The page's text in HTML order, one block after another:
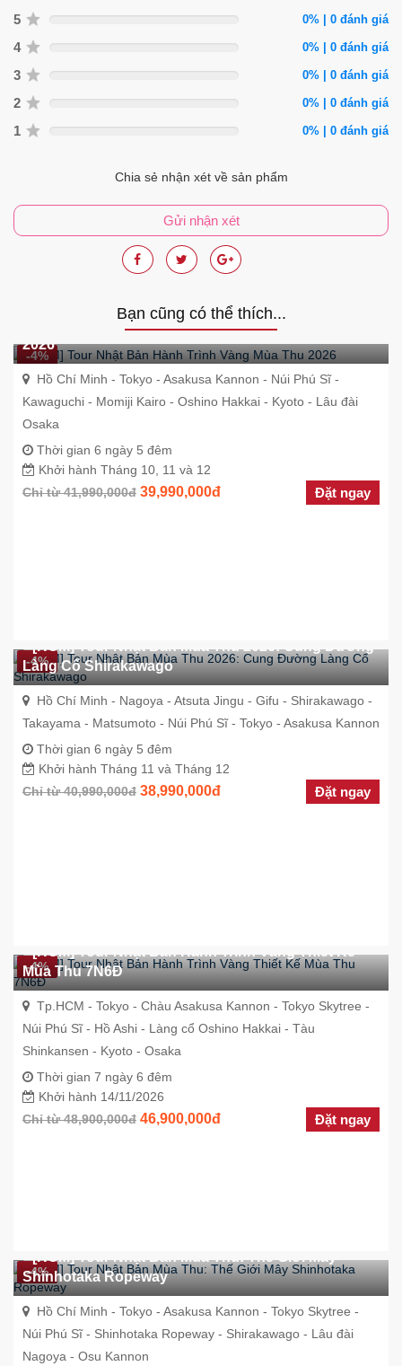
5 0% | 0 đánh giá
4 0% | 0 đánh giá
3 0% | 0 đánh giá
2 0% | 0 đánh giá
1 0% | 0 đánh giá
Chia sẻ nhận xét về sản phẩm
Gửi nhận xét
Bạn cũng có thể thích...
-4%
[HCM] Tour Nhật Bản Hành Trình Vàng Mùa Thu
2026
Hồ Chí Minh - Tokyo - Asakusa Kannon - Núi Phú Sĩ -
Kawaguchi - Momiji Kairo - Oshino Hakkai - Kyoto - Lâu đài
Osaka
Thời gian 6 ngày 5 đêm
Khởi hành Tháng 10, 11 và 12
Chỉ từ 41,990,000đ 39,990,000đ Đặt ngay
-4%
[HCM] Tour Nhật Bản Mùa Thu 2026: Cung Đường
Làng Cổ Shirakawago
Hồ Chí Minh - Nagoya - Atsuta Jingu - Gifu - Shirakawago -
Takayama - Matsumoto - Núi Phú Sĩ - Tokyo - Asakusa Kannon
Thời gian 6 ngày 5 đêm
Khởi hành Tháng 11 và Tháng 12
Chỉ từ 40,990,000đ 38,990,000đ Đặt ngay
-4%
[HCM] Tour Nhật Bản Hành Trình Vàng Thiết Kế
Mùa Thu 7N6Đ
Tp.HCM - Tokyo - Chàu Asakusa Kannon - Tokyo Skytree -
Núi Phú Sĩ - Hồ Ashi - Làng cổ Oshino Hakkai - Tàu
Shinkansen - Kyoto - Osaka
Thời gian 7 ngày 6 đêm
Khởi hành 14/11/2026
Chỉ từ 48,900,000đ 46,900,000đ Đặt ngay
-4%
[HCM] Tour Nhật Bản Mùa Thu: Thế Giới Mây
Shinhotaka Ropeway
Hồ Chí Minh - Tokyo - Asakusa Kannon - Tokyo Skytree -
Núi Phú Sĩ - Shinhotaka Ropeway - Shirakawago - Lâu đài
Nagoya - Osu Kannon